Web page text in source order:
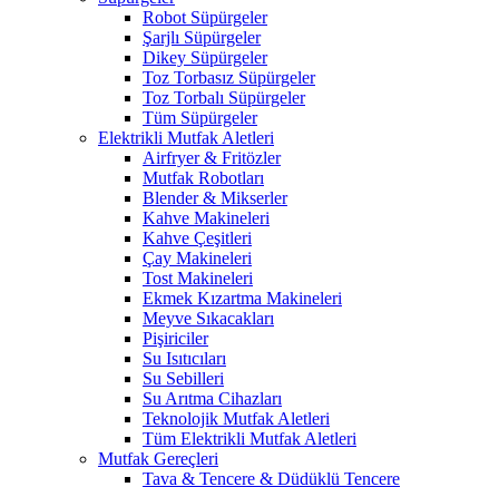
Robot Süpürgeler
Şarjlı Süpürgeler
Dikey Süpürgeler
Toz Torbasız Süpürgeler
Toz Torbalı Süpürgeler
Tüm Süpürgeler
Elektrikli Mutfak Aletleri
Airfryer & Fritözler
Mutfak Robotları
Blender & Mikserler
Kahve Makineleri
Kahve Çeşitleri
Çay Makineleri
Tost Makineleri
Ekmek Kızartma Makineleri
Meyve Sıkacakları
Pişiriciler
Su Isıtıcıları
Su Sebilleri
Su Arıtma Cihazları
Teknolojik Mutfak Aletleri
Tüm Elektrikli Mutfak Aletleri
Mutfak Gereçleri
Tava & Tencere & Düdüklü Tencere